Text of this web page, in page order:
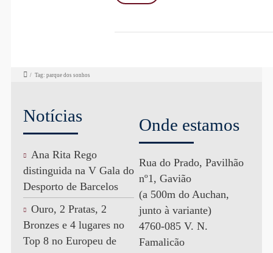
/ Tag: parque dos sonhos
Notícias
Ana Rita Rego
distinguida na V Gala do
Desporto de Barcelos
Ouro, 2 Pratas, 2
Bronzes e 4 lugares no
Top 8 no Europeu de
Onde estamos
Rua do Prado, Pavilhão
nº1, Gavião
(a 500m do Auchan,
junto à variante)
4760-085 V. N.
Famalicão